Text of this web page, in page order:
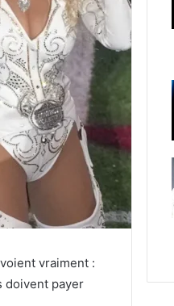
vraiment :
doivent payer